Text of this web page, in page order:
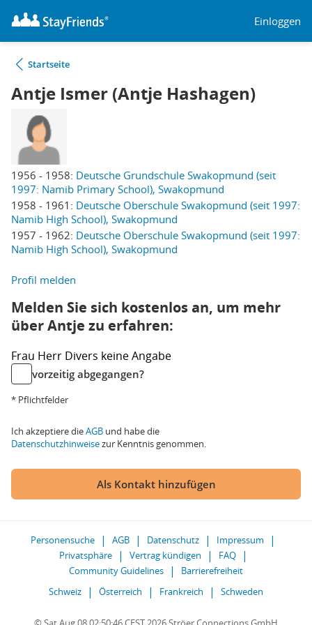
Einloggen
Startseite
Antje Ismer (Antje Hashagen)
1956 - 1958: Deutsche Grundschule Swakopmund (seit
1997: Namib Primary School), Swakopmund
1958 - 1961: Deutsche Oberschule Swakopmund (seit 1997:
Namib High School), Swakopmund
1957 - 1962: Deutsche Oberschule Swakopmund (seit 1997:
Namib High School), Swakopmund
Profil melden
Melden Sie sich kostenlos an, um mehr
über Antje zu erfahren:
Frau Herr Divers keine Angabe
vorzeitig abgegangen?
* Pflichtfelder
Ich akzeptiere dieAGB und habe die
Datenschutzhinweisezur Kenntnis genommen.
Als Kontakt hinzufügen
Personensuche AGB Datenschutz
Impressum
Privatsphäre
Vertrag kündigen
FAQ
Community Guidelines
Barrierefreiheit
Schweiz
Österreich Frankreich Schweden